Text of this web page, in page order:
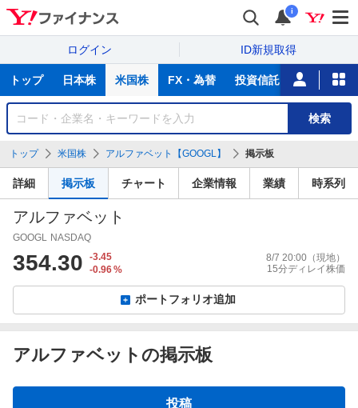
i
ログイン ID新規取得
サ
トップ 日本株 米国株 FX・為替 投資信託 ニュース
銘
検
索
検索
トップ 米国株 アルファベット【GOOGL】 掲示板
詳細 掲示板 チャート 企業情報 業績 時系列
アルファベット
GOOGL NASDAQ
354.30
-3.45
-0.96%
8/7 20:00 （現地）
15分ディレイ株価
ポートフォリオ追加
アルファベットの掲示板
投稿